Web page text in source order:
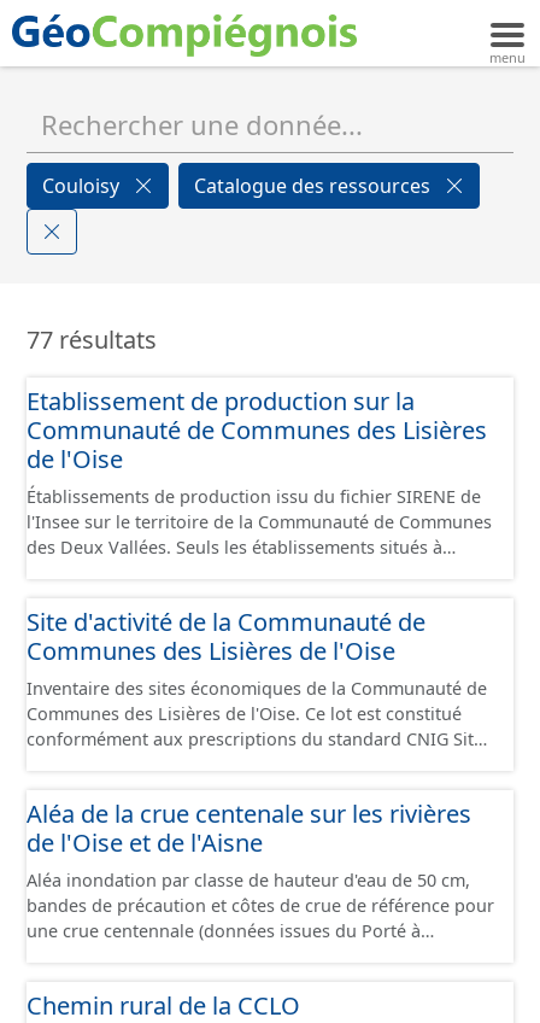
Couloisy Catalogue des ressources
77 résultats
Etablissement de production sur la
Communauté de Communes des Lisières
de l'Oise
Établissements de production issu du fichier SIRENE de
l'Insee sur le territoire de la Communauté de Communes
des Deux Vallées. Seuls les établissements situés à
conformément aux prescriptions du standard CNIG Sites
Économiques. Ce lot ne contient pas la référence aux
delà des prescriptions du CNIG se limitant aux SCI.
Site d'activité de la Communauté de
Communes des Lisières de l'Oise
Inventaire des sites économiques de la Communauté de
Communes des Lisières de l'Oise. Ce lot est constitué
conformément aux prescriptions du standard CNIG Sites
Aléa de la crue centenale sur les rivières
de l'Oise et de l'Aisne
Aléa inondation par classe de hauteur d'eau de 50 cm,
bandes de précaution et côtes de crue de référence pour
une crue centennale (données issues du Porté à
Chemin rural de la CCLO